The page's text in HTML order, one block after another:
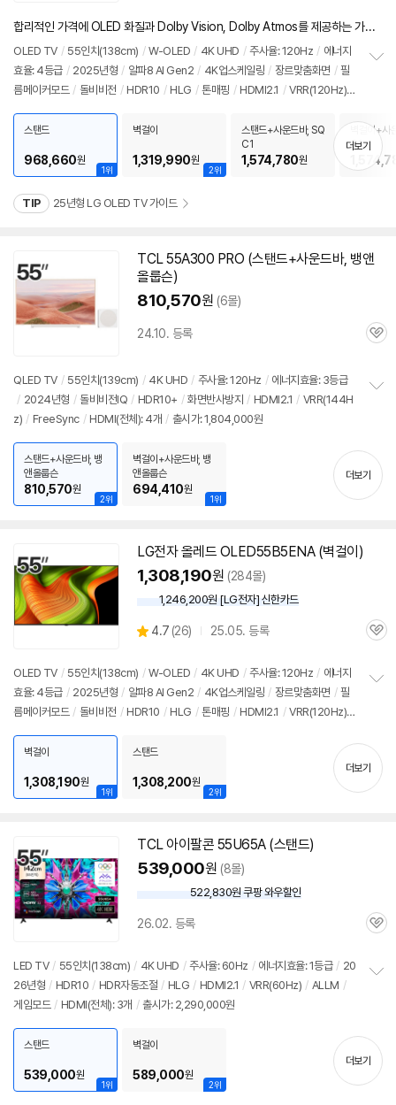
뷰
합리적인 가격에 OLED 화질과 Dolby Vision, Dolby Atmos를 제공하는 가성비 중심의 엔트리 OLED TV
OLED TV / 55인치 (138cm) / W-OLED / 4KUHD / 주사율: 120Hz / 에너지
효율: 4등급 / 2025년형 / 알파8 AI Gen2 / 4K업스케일링 / 장르맞춤화면 / 필
름메이커모드 / 돌비비전 / HDR10 / HLG / 톤매핑 / HDMI2.1 / VRR(120Hz)
HDMI(전체): 4개 출시가: 1,804,000원
치
기
1위
스탠드
968,660원
2위
벽걸이
1,319,990원
스탠드+사운드바, SQ
C1
1,574,780원
벽걸이+사
C1
더보기
TIP 25년형 LG OLED TV 가이드
TCL 55A300 PRO (스탠드+사운드바, 뱅앤
올룹슨)
810,570원 (6몰)
24.10. 등록
관
QLED TV / 55인치 (139cm) / 4KUHD / 주사율: 120Hz / 에너지효율: 3등급
/ 2024년형 / 돌비비전IQ / HDR10+ / 화면반사방지 / HDMI2.1 / VRR(144H
z) / FreeSync / HDMI(전체): 4개 / 출시가: 1,804,000원
기
2위
스탠드+사운드바, 뱅
앤올룹슨
810,570원
1위
벽걸이+사운드바, 뱅
앤올룹슨
694,410원
더보기
LG전자 올레드 OLED55B5ENA (벽걸이)
1,308,190원 (284몰)
1,246,200원 [LG전자] 신한카드
별
4.7 (상
리
뷰
26) 25.05. 등록
관
OLED TV / 55인치 (138cm) / W-OLED / 4KUHD / 주사율: 120Hz / 에너지
효율: 4등급 / 2025년형 / 알파8 AI Gen2 / 4K업스케일링 / 장르맞춤화면 / 필
름메이커모드 / 돌비비전 / HDR10 / HLG / 톤매핑 / HDMI2.1 / VRR(120Hz)
HDMI(전체): 3개 출시가: 2,290,000원
기
1위
벽걸이
1,308,190원
2위
스탠드
1,308,200원
더보기
TCL 아이팔콘 55U65A (스탠드)
539,000원 (8몰)
할
가
522,830원 쿠팡 와우할인
26.02. 등록
관
LED TV / 55인치 (138cm) / 4KUHD / 주사율: 60Hz / 에너지효율: 1등급 / 20
26년형 / HDR10 / HDR자동조절 / HLG / HDMI2.1 / VRR(60Hz) / ALLM /
게임모드 / HDMI(전체): 3개 / 출시가: 2,290,000원
기
1위
스탠드
539,000원
2위
벽걸이
589,000원
더보기